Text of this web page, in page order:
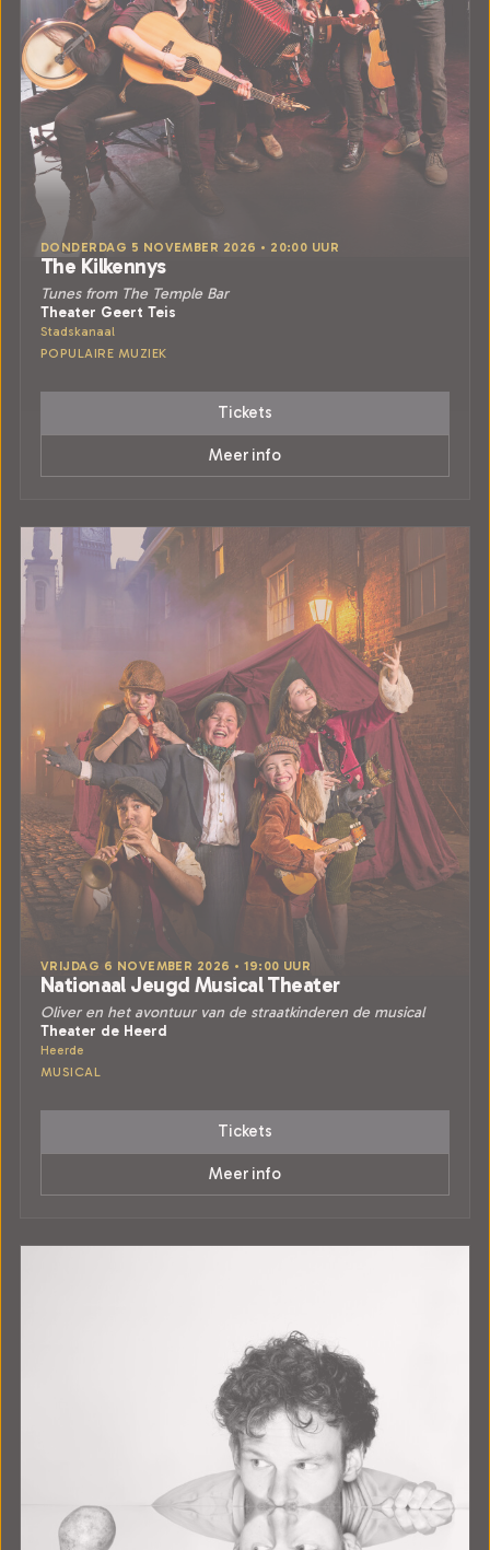
DONDERDAG 5 NOVEMBER 2026 • 20:00 UUR
The Kilkennys
Tunes from The Temple Bar
Theater Geert Teis
Stadskanaal
POPULAIRE MUZIEK
Tickets
Meer info
VRIJDAG 6 NOVEMBER 2026 • 19:00 UUR
Nationaal Jeugd Musical Theater
Oliver en het avontuur van de straatkinderen de musical
Theater de Heerd
Heerde
MUSICAL
Tickets
Meer info